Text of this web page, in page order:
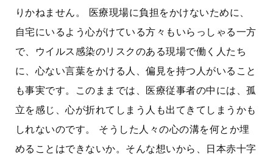
りかねません。 医療現場に負担をかけないために、
自宅にいるよう心がけている方々もいらっしゃる一方
で、ウイルス感染のリスクのある現場で働く人たち
に、心ない言葉をかける人、偏見を持つ人がいること
も事実です。このままでは、医療従事者の中には、孤
立を感じ、心が折れてしまう人も出てきてしまうかも
しれないのです。 そうした人々の心の溝を何とか埋
めることはできないか。そんな想いから、日本赤十字